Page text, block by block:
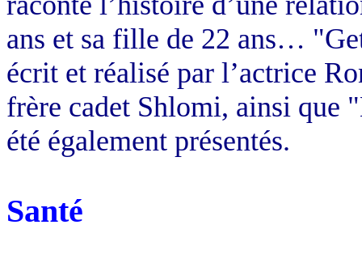
ans et sa fille de 22 ans…
écrit et réalisé par l’actrice
frère cadet Shlomi, ainsi que
été également présentés.
Santé